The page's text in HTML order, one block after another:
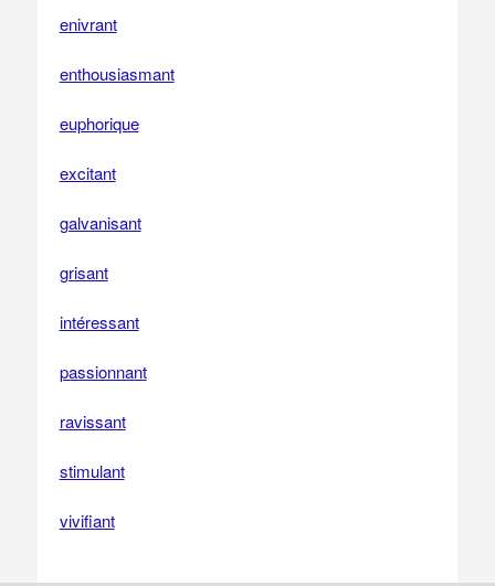
enivrant
enthousiasmant
euphorique
excitant
galvanisant
grisant
intéressant
passionnant
ravissant
stimulant
vivifiant